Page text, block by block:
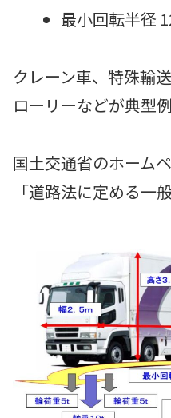
最小回転半径
クレーン車、特殊輸
ローリーなどが典型例
国土交通省のホーム
「道路法に定める一